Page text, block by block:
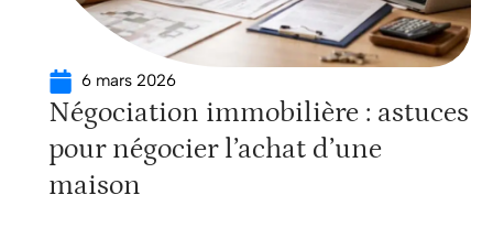
6 mars 2026
Négociation immobilière : astuces
pour négocier l’achat d’une
maison